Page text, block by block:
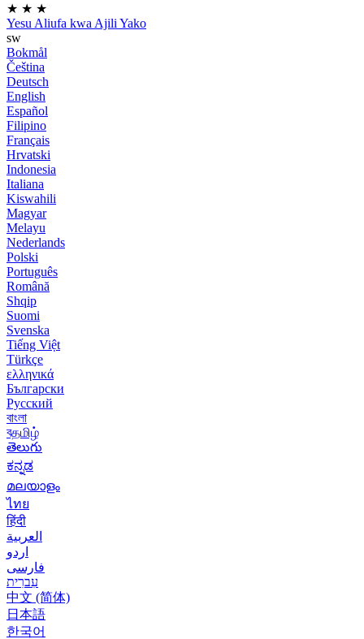
★ ★ ★
Yesu Aliufa kwa Ajili Yako
sw
Bokmål
Čeština
Deutsch
English
Español
Filipino
Français
Hrvatski
Indonesia
Italiana
Kiswahili
Magyar
Melayu
Nederlands
Polski
Português
Română
Shqip
Suomi
Svenska
Tiếng Việt
Türkçe
ελληνικά
Български
Русский
বাংলা
বதமிழ்
తెలుగు
ಕನ್ನಡ
മലയാളം
ไทย
हिंदी
العربية
اردو
فارسی
עִברִית
中文 (简体)
日本語
한국어